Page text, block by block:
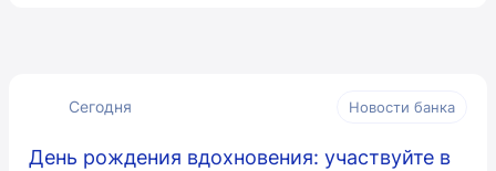
Сегодня Новости банка
День рождения вдохновения: участвуйте в